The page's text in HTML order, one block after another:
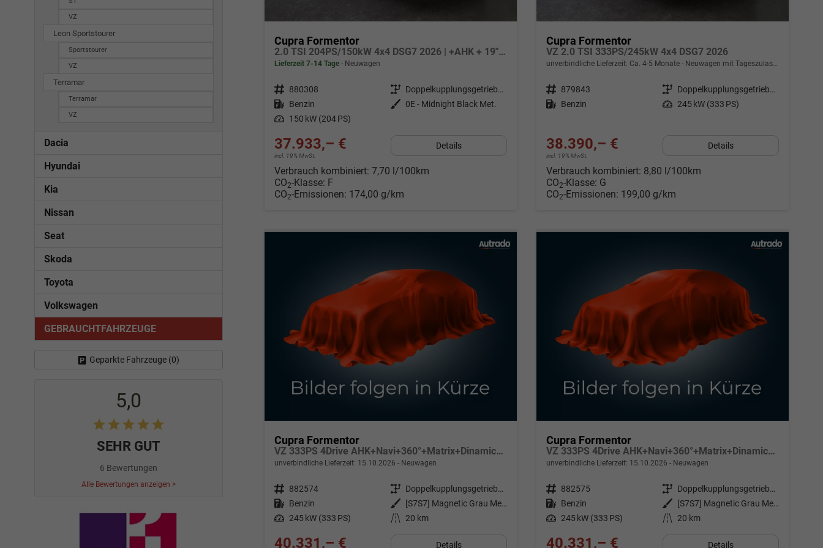
Cupra Formentor
2.0 TSI 204PS/150kW 4x4 DSG7 2026 | +AHK + 19" Alu +Sound Int Drive +5J Garantie
Lieferzeit 7-14 Tage Neuwagen
Fahrzeugnr. 880308 Getriebe
Doppelkupplungsgetriebe (DSG)
Kraftstoff Benzin Außenfarbe
0E - Midnight Black Met.
Leistung 150 kW (204 PS)
37.933,– €
incl. 19% MwSt.
Details
Verbrauch kombiniert: 7,70 l/100km
CO2-Klasse: F
CO2-Emissionen: 174,00 g/km
Cupra Formentor
VZ 2.0 TSI 333PS/245kW 4x4 DSG7 2026
unverbindliche Lieferzeit: Ca. 4-5 Monate Neuwagen mit Tageszulassung
Fahrzeugnr. 879843 Getriebe
Doppelkupplungsgetriebe (DSG)
Kraftstoff Benzin Leistung 245 kW (333 PS)
38.390,– €
incl. 19% MwSt.
Details
Verbrauch kombiniert: 8,80 l/100km
CO2-Klasse: G
CO2-Emissionen: 199,00 g/km
Cupra Formentor
VZ 333PS 4Drive AHK+Navi+360°+Matrix+Dinamica+GV5+Parklenk+Alarm+Keyless
unverbindliche Lieferzeit: 15.10.2026 Neuwagen
Fahrzeugnr. 882574 Getriebe
Doppelkupplungsgetriebe (DSG)
Kraftstoff Benzin Außenfarbe
[S7S7] Magnetic Grau Metallic
Leistung 245 kW (333 PS) Kilometerstand 20 km
40.331,– € Details
Cupra Formentor
VZ 333PS 4Drive AHK+Navi+360°+Matrix+Dinamica+GV5+Parklenk+Alarm+Keyless
unverbindliche Lieferzeit: 15.10.2026 Neuwagen
Fahrzeugnr. 882575 Getriebe
Doppelkupplungsgetriebe (DSG)
Kraftstoff Benzin Außenfarbe
[S7S7] Magnetic Grau Metallic
Leistung 245 kW (333 PS) Kilometerstand 20 km
40.331,– € Details
VZ
Leon Sportstourer
Sportstourer
VZ
Terramar
Terramar
VZ
Dacia
Hyundai
Kia
Nissan
Seat
Skoda
Toyota
Volkswagen
GEBRAUCHTFAHRZEUGE
Geparkte Fahrzeuge (0)
5,0
SEHR GUT
6 Bewertungen
Alle Bewertungen anzeigen >